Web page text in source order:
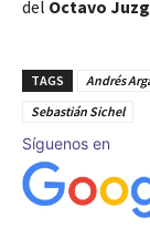
del Octavo
TAGS Andrés
Sebastián Sichel
Síguenos en